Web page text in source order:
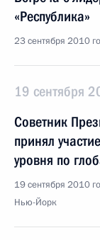
«Республика»
23 сентября 2010
19 сентября
Советник
принял
уровня по
19 сентября 2010
Нью-Йорк